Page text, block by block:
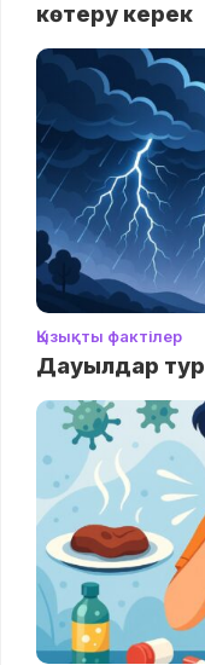
көтеру керек
Қызықты фактілер
Дауылдар